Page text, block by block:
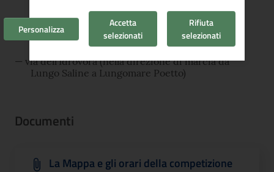
lungomare Poetto (tratto
ciclopedonalecarrabile, da via dell'Idrovora a
via Ischia)
via dell'Idrovora (nella direzione di marcia da
Lungo Saline a Lungomare Poetto)
Documenti
La Mappa e gli orari della competizione
Personalizza
Accetta
selezionati
Rifiuta
selezionati